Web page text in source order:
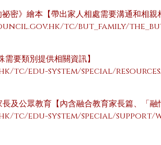
密》繪本【帶出家人相處需要溝通和相親
tc/but_family/
要類別提供相關資訊】
tc/edu-system/special/
及公眾教育【內含融合教育家長篇、「融
tc/edu-system/special/